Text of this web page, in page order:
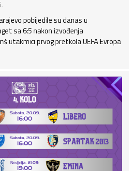
pobijedile su danas u
sa 6:5 nakon izvođenja
utakmici prvog pretkola UEFA Evropa